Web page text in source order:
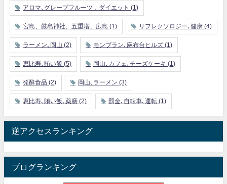
アロマ､グレープフルーツ，ダイエット (1)
宮島、厳島神社、五重塔、広島 (1) リフレクソロジー､健康 (4)
ラーメン､岡山 (2) モンブラン､麻布台ヒルズ (1)
恵比寿､賄い飯 (5) 岡山､カフェ､チーズケーキ (1)
発酵食品 (2) 岡山､ラーメン (3)
恵比寿､賄い飯､薬膳 (2) 罰金､自転車､運転 (1)
逆アクセスランキング
ブログランキング